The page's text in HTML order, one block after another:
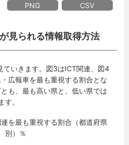
PNG CSV
見られる情報取得方法
ていきます。図3はICT関連、図4
広報車を最も重視する割合とな
も、最も高い県と、低い県では
。
を最も重視する割合（都道府県
別）％